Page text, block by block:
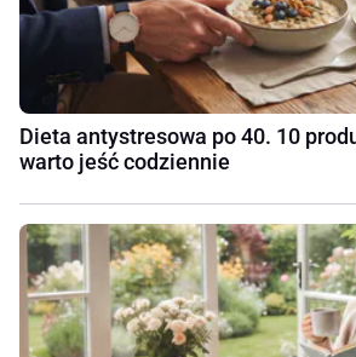
Dieta antystresowa po 40. 10
warto jeść codziennie